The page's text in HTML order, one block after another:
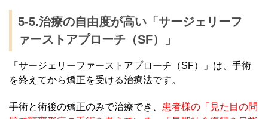
5-5.治療の自由度が高い「サージェリーフ
ァーストアプローチ（SF）」
「サージェリーファーストアプローチ（SF）」は、手術
を終えてから矯正を受ける治療法です。
手術と術後の矯正のみで治療でき、 患者様の「見た目の問